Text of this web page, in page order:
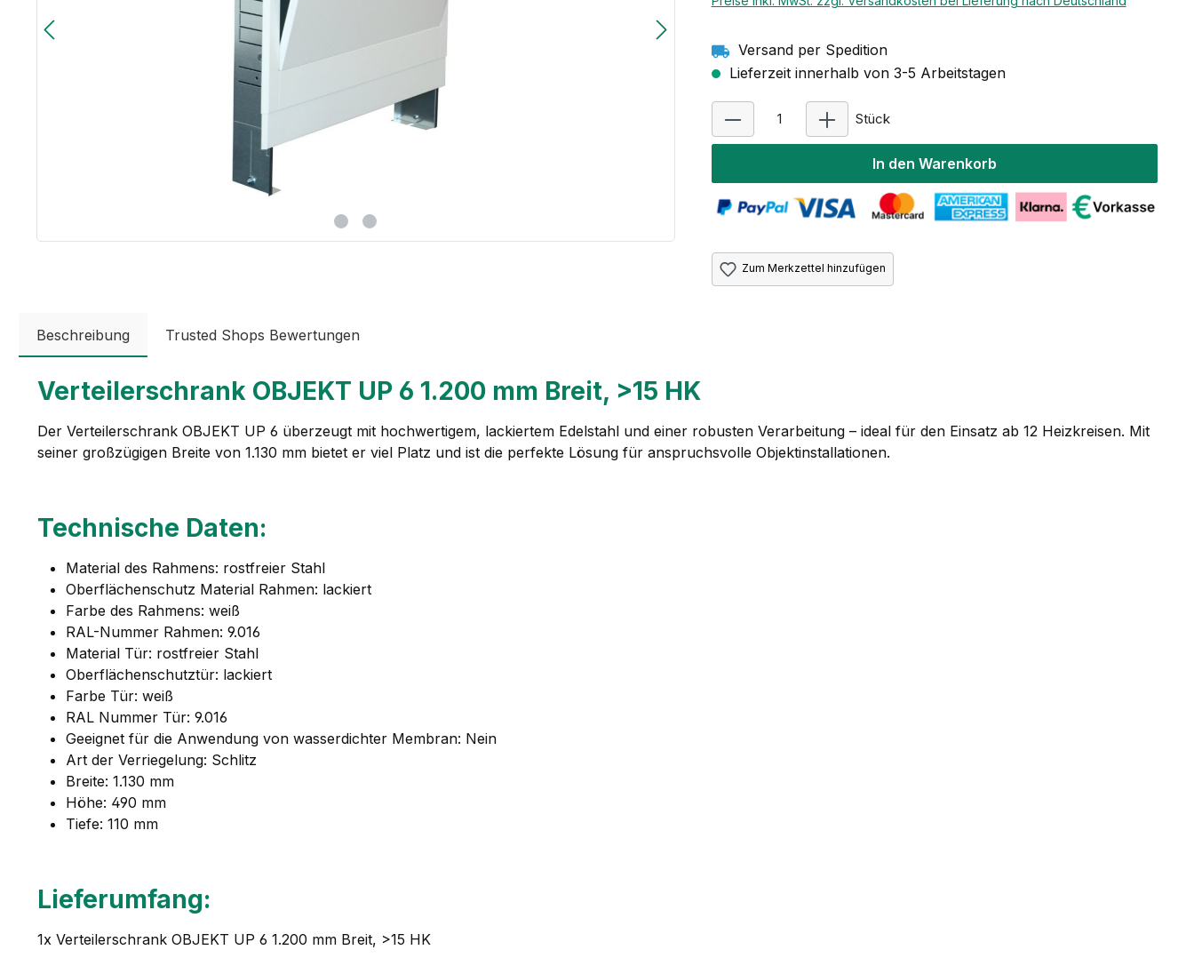
Versand per Spedition
Lieferzeit innerhalb von 3-5 Arbeitstagen
Stück
In den Warenkorb
Zum Merkzettel hinzufügen
Beschreibung Trusted Shops Bewertungen
Verteilerschrank OBJEKT UP 6 1.200 mm Breit, >15 HK
Der Verteilerschrank OBJEKT UP 6 überzeugt mit hochwertigem, lackiertem Edelstahl und einer robusten Verarbeitung – ideal für den Einsatz ab 12 Heizkreisen. Mit
seiner großzügigen Breite von 1.130 mm bietet er viel Platz und ist die perfekte Lösung für anspruchsvolle Objektinstallationen.
Technische Daten:
Material des Rahmens: rostfreier Stahl
Oberflächenschutz Material Rahmen: lackiert
Farbe des Rahmens: weiß
RAL-Nummer Rahmen: 9.016
Material Tür: rostfreier Stahl
Oberflächenschutztür: lackiert
Farbe Tür: weiß
RAL Nummer Tür: 9.016
Geeignet für die Anwendung von wasserdichter Membran: Nein
Art der Verriegelung: Schlitz
Breite: 1.130 mm
Höhe: 490 mm
Tiefe: 110 mm
Lieferumfang:
1x Verteilerschrank OBJEKT UP 6 1.200 mm Breit, >15 HK